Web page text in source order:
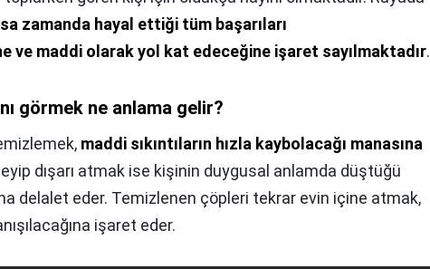
zamanda hayal ettiği tüm başarıları
ve maddi olarak yol kat edeceğine işaret sayılmaktadır.
görmek ne anlama gelir?
maddi sıkıntıların hızla kaybolacağı manasına
dışarı atmak ise kişinin duygusal anlamda düştüğü
delalet eder. Temizlenen çöpleri tekrar evin içine atmak,
işaret eder.